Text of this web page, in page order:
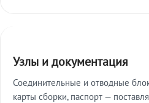
Узлы и документация
Соединительные и отводные
карты сборки, паспорт —